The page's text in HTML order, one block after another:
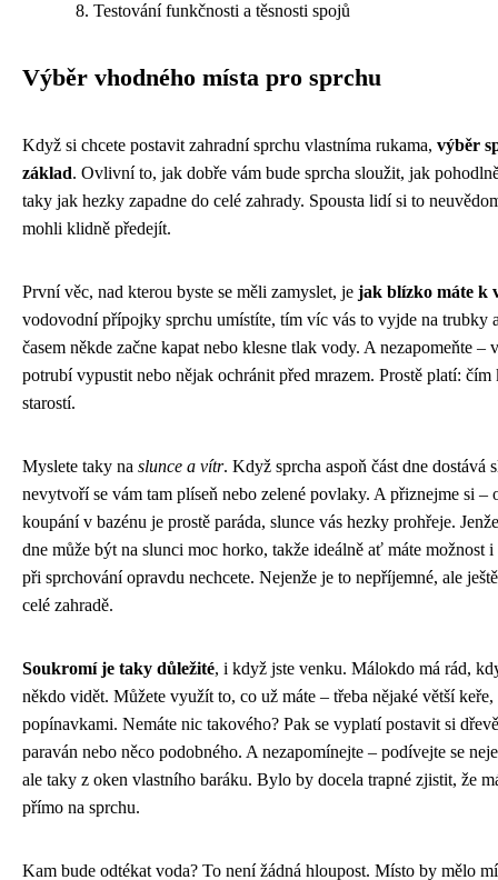
Testování funkčnosti a těsnosti spojů
Výběr vhodného místa pro sprchu
Když si chcete postavit zahradní sprchu vlastníma rukama, výběr
základ. Ovlivní to, jak dobře vám bude sprcha sloužit, jak
taky jak hezky zapadne do celé zahrady. Spousta lidí si to
mohli klidně předejít.
První věc, nad kterou byste se měli zamyslet, je jak blízko máte k
vodovodní přípojky sprchu umístíte, tím víc vás to vyjde na trubky
časem někde začne kapat nebo klesne tlak vody. A nezapomeňte –
potrubí vypustit nebo nějak ochránit před mrazem. Prostě platí:
starostí.
Myslete taky na slunce a vítr. Když sprcha aspoň část dne dostává
nevytvoří se vám tam plíseň nebo zelené povlaky. A přiznejme si –
koupání v bazénu je prostě paráda, slunce vás hezky prohřeje.
dne může být na slunci moc horko, takže ideálně ať máte možnost
při sprchování opravdu nechcete. Nejenže je to nepříjemné, ale
celé zahradě.
Soukromí je taky důležité, i když jste venku. Málokdo má rád,
někdo vidět. Můžete využít to, co už máte – třeba nějaké větší
popínavkami. Nemáte nic takového? Pak se vyplatí postavit si
paraván nebo něco podobného. A nezapomínejte – podívejte se
ale taky z oken vlastního baráku. Bylo by docela trapné zjistit, že
přímo na sprchu.
Kam bude odtékat voda? To není žádná hloupost. Místo by mělo